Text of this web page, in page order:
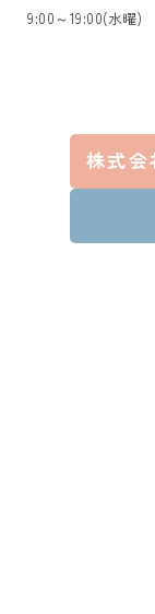
9:00～19:00(水曜)
株式